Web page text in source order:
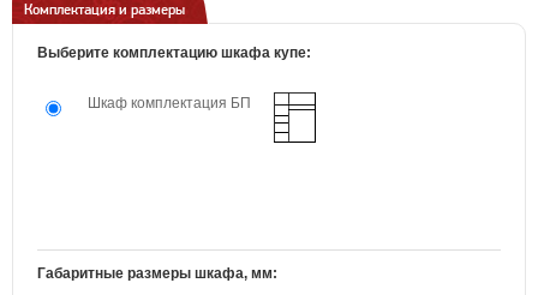
Комплектация и размеры
Выберите комплектацию шкафа купе:
Шкаф комплектация БП
Габаритные размеры шкафа, мм: